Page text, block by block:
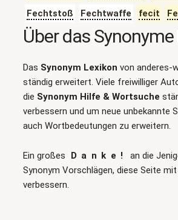
Fechtstoß
Fechtwaffe fecit
Über das
Das Synonym Lexikon von anderes-
ständig erweitert. Viele freiwilliger
die Synonym Hilfe & Wortsuche
verbessern und um neue unbekannte
auch Wortbedeutungen zu erweitern.
Ein großes Danke!
an die
Synonym Vorschlägen, diese Seite
verbessern.